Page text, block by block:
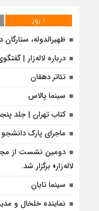
1 روز
ظهیرالدوله، ستارگان
درباره لاله‌زار |
تئاتر دهقان
سینما پالاس
کتاب تهران | جلد
ماجرای پارک
دومین نشست از
لاله‌زار» برگزار شد.
سینما تابان
نماینده خلخال و